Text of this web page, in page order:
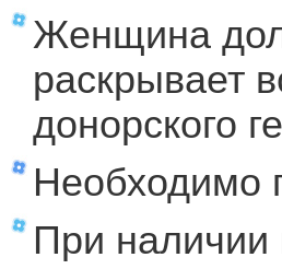
Женщина
раскрывает
донорского
Необходимо
При наличии